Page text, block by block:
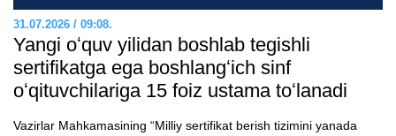
31.07.2026 / 09:08.
Yangi oʻquv yilidan boshlab tegishli
sertifikatga ega boshlangʻich sinf
oʻqituvchilariga 15 foiz ustama toʻlanadi
Vazirlar Mahkamasining “Milliy sertifikat berish tizimini yanada